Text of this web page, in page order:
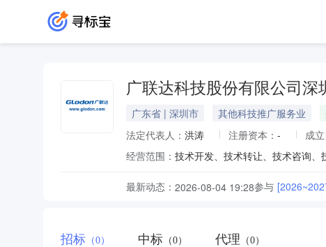
广联达科技股份有限公司深
广东省 | 深圳市 其他科技推广服务业
法定代表人： 洪涛 注册资本： - 成立
经营范围：
最新动态： 2026-08-04 19:28参与
招标 （0） 中标 （0） 代理 （0）